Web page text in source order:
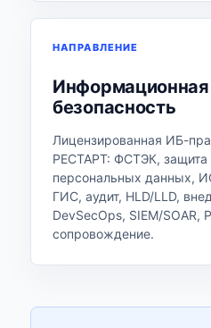
НАПРАВЛЕНИЕ
Информационная
безопасность
Лицензированная ИБ-
РЕСТАРТ: ФСТЭК, защита
персональных данных,
ГИС, аудит, HLD/LLD,
DevSecOps, SIEM/SOAR,
сопровождение.